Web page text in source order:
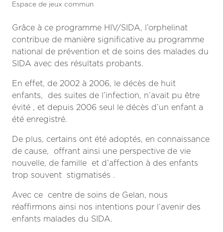
Espace de jeux commun
Grâce à ce programme HIV/SIDA, l’orphelinat
contribue de manière significative au programme
national de prévention et de soins des malades du
SIDA avec des résultats probants.
En effet, de 2002 à 2006, le décès de huit
enfants, des suites de l’infection, n’avait pu être
évité , et depuis 2006 seul le décès d’un enfant a
été enregistré.
De plus, certains ont été adoptés, en connaissance
de cause, offrant ainsi une perspective de vie
nouvelle, de famille et d’affection à des enfants
trop souvent stigmatisés .
Avec ce centre de soins de Gelan, nous
réaffirmons ainsi nos intentions pour l’avenir des
enfants malades du SIDA.